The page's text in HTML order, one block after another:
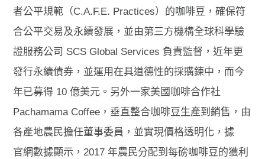
者公平規範（C.A.F.E. Practices）的咖啡豆，確保符
合公平交易及永續發展，並由第三方機構全球科學驗
證服務公司 SCS Global Services 負責監督，近年更
發行永續債券，並運用在具道德性的採購鍊中，而今
年已募得 10 億美元。另外一家美國咖啡合作社
Pachamama Coffee，垂直整合咖啡豆生產到銷售，由
各產地農民擔任董事委員，並實現價格透明化，據
官網數據顯示，2017 年農民分配到每磅咖啡豆的獲利